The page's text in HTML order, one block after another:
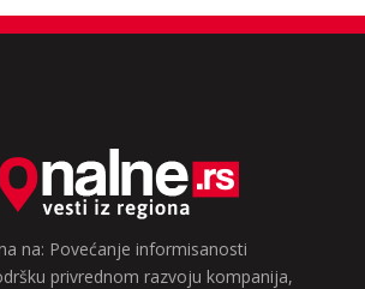
na: Povećanje informisanosti
privrednom razvoju kompanija,